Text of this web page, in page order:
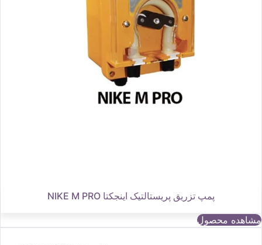
پمپ تزریق پریستالتیک اینجکتا NIKE M PRO
مشاهده محصول